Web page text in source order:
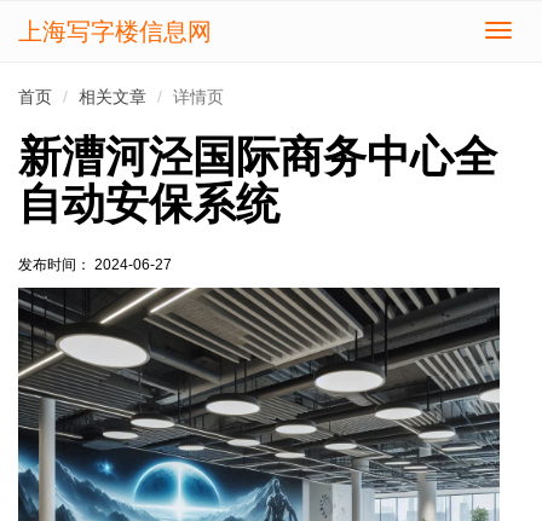
切
上海写字楼信息网
首页 相关文章 详情页
新漕河泾国际商务中心全
自动安保系统
发布时间： 2024-06-27